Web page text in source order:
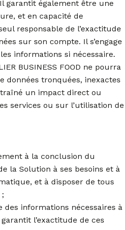
garantit également être une
et en capacité de
responsable de l’exactitude
sur son compte. Il s’engage
informations si nécessaire.
BUSINESS FOOD ne pourra
données tronquées, inexactes
un impact direct ou
services ou sur l’utilisation de
à la conclusion du
la Solution à ses besoins et à
et à disposer de tous
;
des informations nécessaires à
l’exactitude de ces